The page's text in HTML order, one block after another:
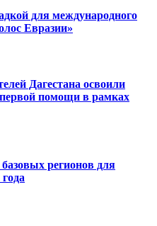
для международного
Евразии»
Дагестана освоили
помощи в рамках
регионов для